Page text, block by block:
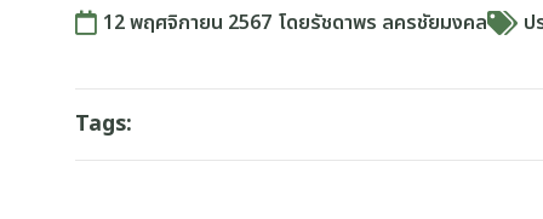
12 พฤศจิกายน 2567 โดยรัชดาพร ลครชัยมงคล ป
Tags: